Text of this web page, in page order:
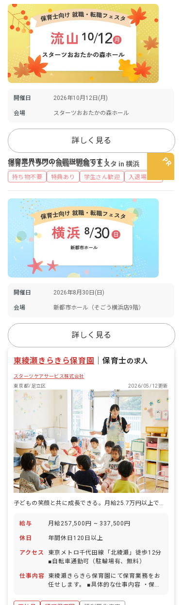
開催日 2026年10月12日(月)
会場 スターツおおたかの森ホール
詳しく見る
保育士バンク！就職・転職フェスタ in 横浜
保育業界専門の合同説明会です！
持ち物不要 特典あり 学生さん歓迎 入退場自由
開催日 2026年8月30日(日)
会場 新都市ホール（そごう横浜店9階）
詳しく見る
東綾瀬きらきら保育園 ｜保育士の求人
スターツケアサービス株式会社
東京都/足立区
2026/05/12更新
子どもの笑顔と共に成長できる。月給25.7万円以上で安心の保育ライフ
給与 月給257,500円 ~ 337,500円
休日 年間休日120日以上
アクセス
東京メトロ千代田線「北綾瀬」徒歩12分
■自転車通勤可（駐輪場有、無料）
仕事内容
東綾瀬きらきら保育園にて保育業務をお
任せします。 ■具体的な仕事内容 ・保育